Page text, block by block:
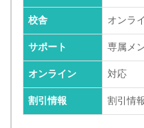
校舎 オンラ
サポート 専属メ
オンライン 対応
割引情報 割引情